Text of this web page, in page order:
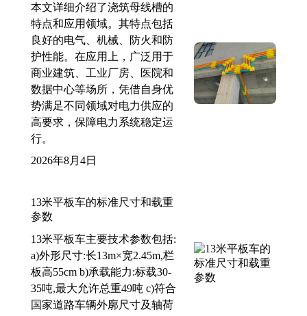
本文详细介绍了浇筑母线槽的
特点和应用领域。其特点包括
良好的电气、机械、防火和防
护性能。在应用上，广泛用于
商业建筑、工业厂房、医院和
数据中心等场所，凭借自身优
势满足不同领域对电力供应的
高要求，保障电力系统稳定运
行。
2026年8月4日
13米平板车的标准尺寸和载重
参数
13米平板车主要技术参数包括:
a)外形尺寸:长13m×宽2.45m,栏
板高55cm b)承载能力:标载30-
35吨,最大允许总重49吨 c)符合
国家道路车辆外廓尺寸及轴荷